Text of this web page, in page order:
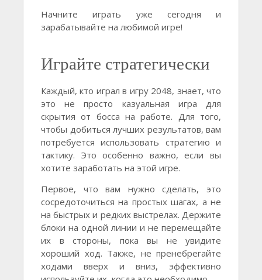
Начните играть уже сегодня и
зарабатывайте на любимой игре!
Играйте стратегически
Каждый, кто играл в игру 2048, знает, что
это не просто казуальная игра для
скрытия от босса на работе. Для того,
чтобы добиться лучших результатов, вам
потребуется использовать стратегию и
тактику. Это особенно важно, если вы
хотите заработать на этой игре.
Первое, что вам нужно сделать, это
сосредоточиться на простых шагах, а не
на быстрых и редких выстрелах. Держите
блоки на одной линии и не перемещайте
их в стороны, пока вы не увидите
хороший ход. Также, не пренебрегайте
ходами вверх и вниз, эффективно